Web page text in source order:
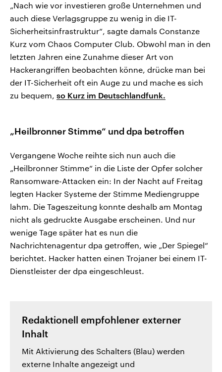
„Nach wie vor investieren große Unternehmen und
auch diese Verlagsgruppe zu wenig in die IT-
Sicherheitsinfrastruktur“, sagte damals Constanze
Kurz vom Chaos Computer Club. Obwohl man in den
letzten Jahren eine Zunahme dieser Art von
Hackerangriffen beobachten könne, drücke man bei
der IT-Sicherheit oft ein Auge zu und mache es sich
zu bequem, so Kurz im Deutschlandfunk.
„Heilbronner Stimme“ und dpa betroffen
Vergangene Woche reihte sich nun auch die
„Heilbronner Stimme“ in die Liste der Opfer solcher
Ransomware-Attacken ein: In der Nacht auf Freitag
legten Hacker Systeme der Stimme Mediengruppe
lahm. Die Tageszeitung konnte deshalb am Montag
nicht als gedruckte Ausgabe erscheinen. Und nur
wenige Tage später hat es nun die
Nachrichtenagentur dpa getroffen, wie „Der Spiegel“
berichtet. Hacker hatten einen Trojaner bei einem IT-
Dienstleister der dpa eingeschleust.
Redaktionell empfohlener externer
Inhalt
Mit Aktivierung des Schalters (Blau) werden
externe Inhalte angezeigt und